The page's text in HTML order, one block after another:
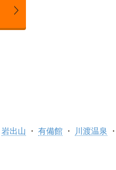
岩出山 有備館
川渡温泉